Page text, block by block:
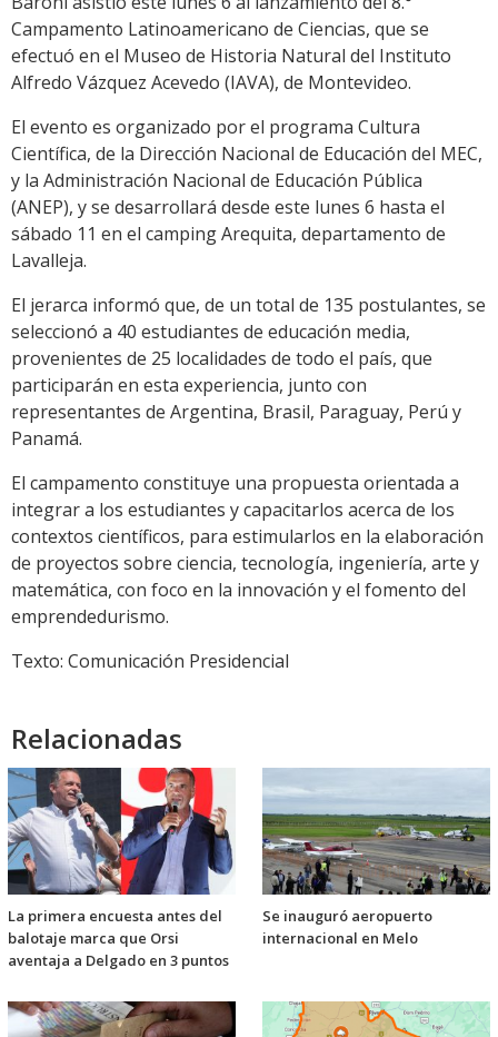
Campamento Latinoamericano de Ciencias, que se
efectuó en el Museo de Historia Natural del Instituto
Alfredo Vázquez Acevedo (IAVA), de Montevideo.
El evento es organizado por el programa Cultura
Científica, de la Dirección Nacional de Educación del MEC,
y la Administración Nacional de Educación Pública
(ANEP), y se desarrollará desde este lunes 6 hasta el
sábado 11 en el camping Arequita, departamento de
Lavalleja.
El jerarca informó que, de un total de 135 postulantes, se
seleccionó a 40 estudiantes de educación media,
provenientes de 25 localidades de todo el país, que
participarán en esta experiencia, junto con
representantes de Argentina, Brasil, Paraguay, Perú y
Panamá.
El campamento constituye una propuesta orientada a
integrar a los estudiantes y capacitarlos acerca de los
contextos científicos, para estimularlos en la elaboración
de proyectos sobre ciencia, tecnología, ingeniería, arte y
matemática, con foco en la innovación y el fomento del
emprendedurismo.
Texto: Comunicación Presidencial
Relacionadas
La primera encuesta antes del
balotaje marca que Orsi
aventaja a Delgado en 3 puntos
Se inauguró aeropuerto
internacional en Melo